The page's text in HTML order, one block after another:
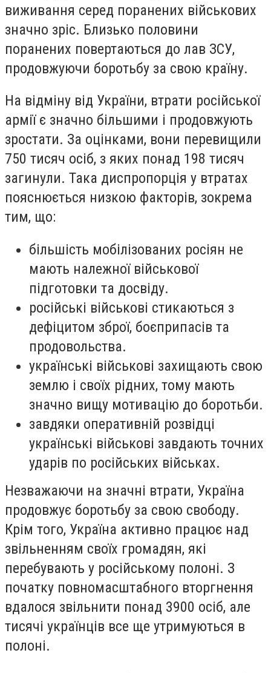
виживання серед поранених військових
значно зріс. Близько половини
поранених повертаються до лав ЗСУ,
продовжуючи боротьбу за свою країну.
На відміну від України, втрати російської
армії є значно більшими і продовжують
зростати. За оцінками, вони перевищили
750 тисяч осіб, з яких понад 198 тисяч
загинули. Така диспропорція у втратах
пояснюється низкою факторів, зокрема
тим, що:
більшість мобілізованих росіян не
мають належної військової
підготовки та досвіду.
російські військові стикаються з
дефіцитом зброї, боєприпасів та
продовольства.
українські військові захищають свою
землю і своїх рідних, тому мають
значно вищу мотивацію до боротьби.
завдяки оперативній розвідці
українські військові завдають точних
ударів по російських військах.
Незважаючи на значні втрати, Україна
продовжує боротьбу за свою свободу.
Крім того, Україна активно працює над
звільненням своїх громадян, які
перебувають у російському полоні. З
початку повномасштабного вторгнення
вдалося звільнити понад 3900 осіб, але
тисячі українців все ще утримуються в
полоні.